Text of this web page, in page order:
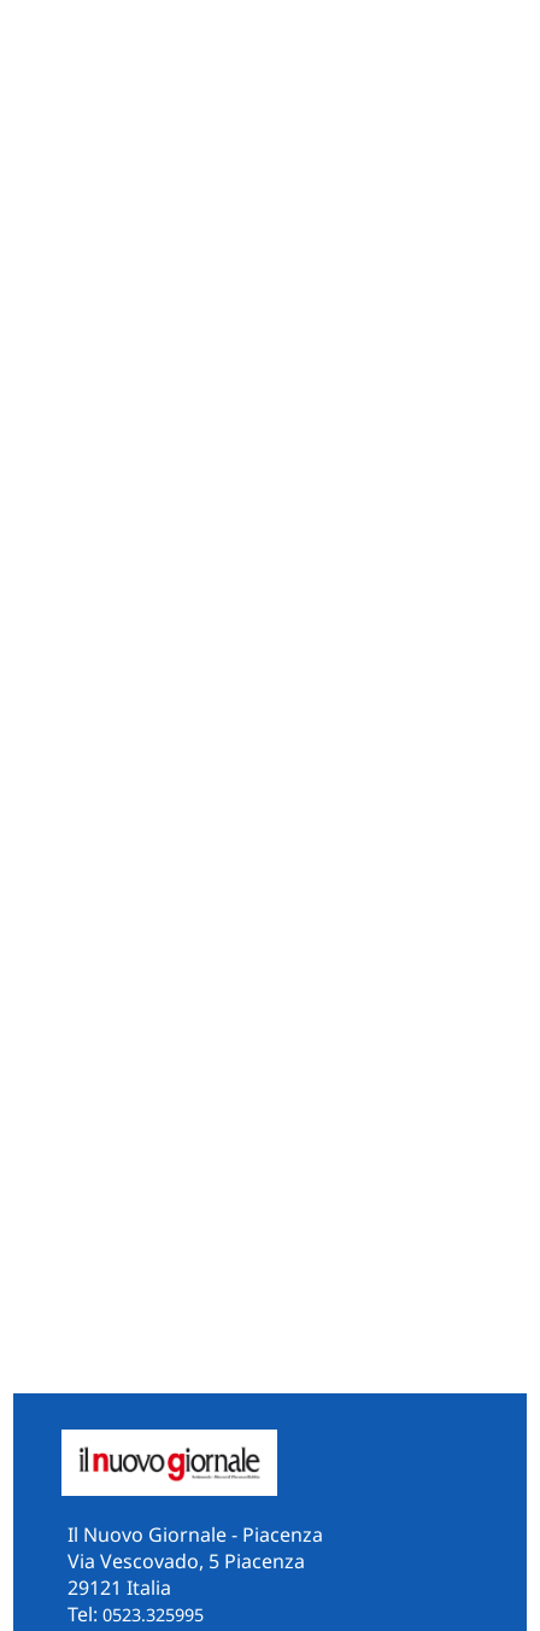
Il Nuovo Giornale - Piacenza
Via Vescovado, 5 Piacenza
29121 Italia
Tel: 0523.325995